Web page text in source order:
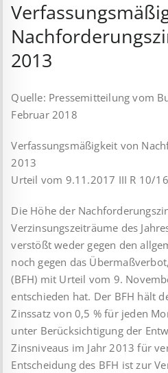
2013
Quelle: Pressemitteilung vom
Februar 2018
Verfassungsmäßigkeit von
2013
Urteil vom 9.11.2017 III R 10/16
Die Höhe der
Verzinsungszeiträume des
verstößt weder gegen den
noch gegen das
(BFH) mit Urteil vom 9.
entschieden hat. Der BFH hält
Zinssatz von 0,5 % für jeden
unter Berücksichtigung der
Zinsniveaus im Jahr 2013 für
Entscheidung des BFH ist zur